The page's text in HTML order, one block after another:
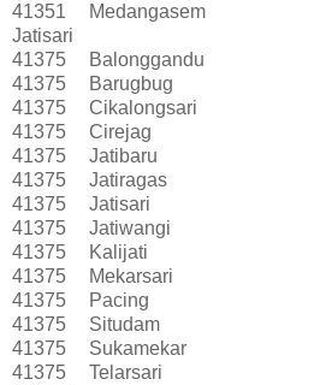
41351
Medangasem
Jatisari
41375
Balonggandu
41375
Barugbug
41375
Cikalongsari
41375
Cirejag
41375
Jatibaru
41375
Jatiragas
41375
Jatisari
41375
Jatiwangi
41375
Kalijati
41375
Mekarsari
41375
Pacing
41375
Situdam
41375
Sukamekar
41375
Telarsari